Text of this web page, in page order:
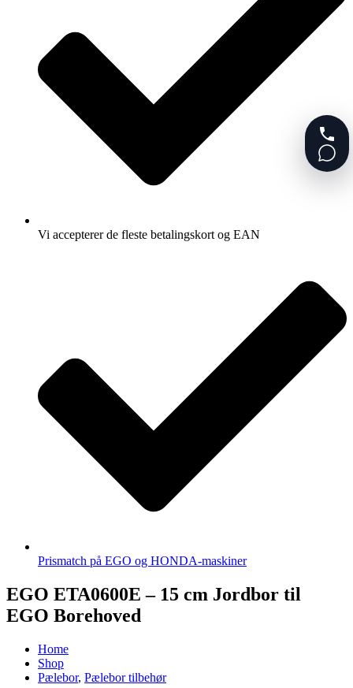
Vi accepterer de fleste betalingskort og EAN
Prismatch på EGO og HONDA-maskiner
EGO ETA0600E – 15 cm Jordbor til
EGO Borehoved
Home
Shop
Pælebor, Pælebor tilbehør